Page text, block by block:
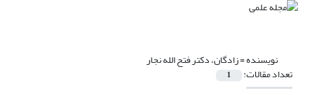
نویسنده =زادگان، دکتر فتح الله نجار
تعداد مقالات: 1